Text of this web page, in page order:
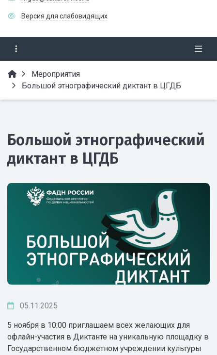
Версия для слабовидящих
Мероприятия
Большой этнографический диктант в ЦГДБ
Большой этнографический
диктант в ЦГДБ
05.11.2025
5 ноября в 10:00 приглашаем всех желающих для
офлайн-участия в Диктанте на уникальную площадку в
Государственном бюджетном учреждении культуры